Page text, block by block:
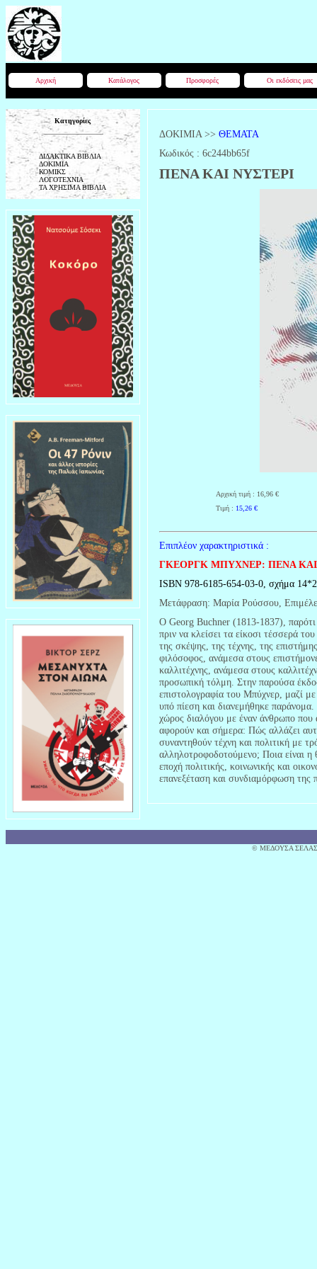
Αρχική Κατάλογος Προσφορές Οι εκδόσεις μας
Κατηγορίες
ΔΙΔΑΚΤΙΚΑ ΒΙΒΛΙΑ
ΔΟΚΙΜΙΑ
ΚΟΜΙΚΣ
ΛΟΓΟΤΕΧΝΙΑ
ΤΑ ΧΡΗΣΙΜΑ ΒΙΒΛΙΑ
ΔΟΚΙΜΙΑ >> ΘΕΜΑΤΑ
Κωδικός : 6c244bb65f
ΠΕΝΑ ΚΑΙ ΝΥΣΤΕΡΙ
Αρχική τιμή : 16,96 €
Τιμή : 15,26 €
Επιπλέον χαρακτηριστικά :
ΓΚΕΟΡΓΚ ΜΠΥΧΝΕΡ: ΠΕΝΑ ΚΑΙ
ISBN 978-6185-654-03-0, σχήμα
Μετάφραση: Μαρία Ρούσσου,
Ο Georg Buchner (1813-1837), παρότι
πριν να κλείσει τα είκοσι τέσσερά
της σκέψης, της τέχνης, της
φιλόσοφος, ανάμεσα στους
καλλιτέχνης, ανάμεσα στους
προσωπική τόλμη. Στην παρούσα
επιστολογραφία του Μπύχνερ, μαζί
υπό πίεση και διανεμήθηκε
χώρος διαλόγου με έναν άνθρωπο
αφορούν και σήμερα: Πώς αλλάζει
συναντηθούν τέχνη και πολιτική με
αλληλοτροφοδοτούμενο; Ποια είναι η
εποχή πολιτικής, κοινωνικής και
επανεξέταση και συνδιαμόρφωση της
© MΕΔΟΥΣΑ